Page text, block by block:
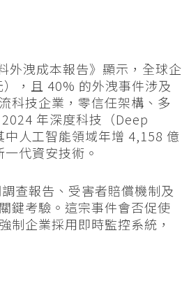
外洩成本報告》顯示，全球企
，且 40% 的外洩事件涉及
科技企業，零信任架構、多
年深度科技（Deep
人工智能領域年增 4,158 億
代資安技術。
查報告、受害者賠償機制及
鍵考驗。這宗事件會否促使
制企業採用即時監控系統，